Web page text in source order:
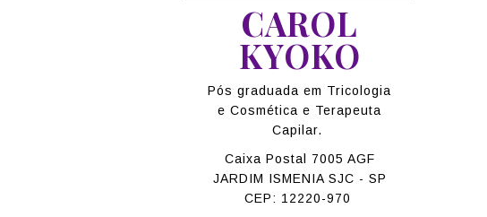
CAROL
KYOKO
Pós graduada em Tricologia
e Cosmética e Terapeuta
Capilar.
Caixa Postal 7005 AGF
JARDIM ISMENIA SJC - SP
CEP: 12220-970